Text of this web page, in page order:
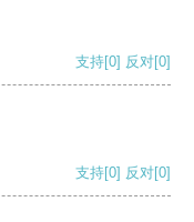
支持[0] 反对[0]
支持[0] 反对[0]